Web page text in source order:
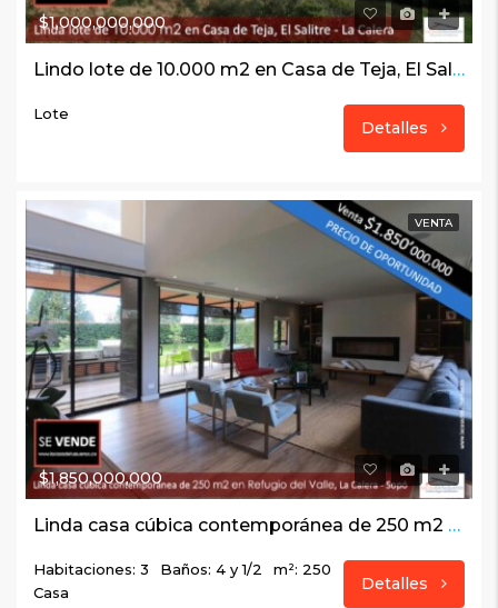
$1,000,000,000
Lindo lote de 10.000 m2 en Casa de Teja, El Salitre – La Calera
Lote
Detalles
VENTA
$1,850,000,000
Linda casa cúbica contemporánea de 250 m2 en Refugio del Valle, La Calera – Sopó
Habitaciones: 3 Baños: 4 y 1/2
m²: 250
Casa
Detalles